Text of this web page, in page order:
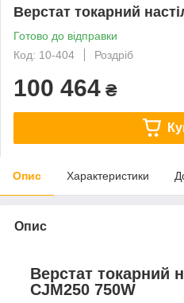
Верстат токарний
Готово до відправки
Код: 10-404
Роздріб
100 464 ₴
Опис Характеристики
Опис
Верстат токарний
CJM250 750W